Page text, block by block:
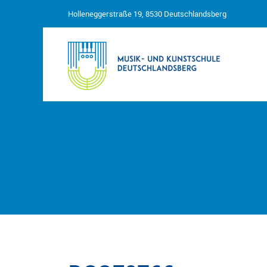
Holleneggerstraße 19, 8530 Deutschlandsberg